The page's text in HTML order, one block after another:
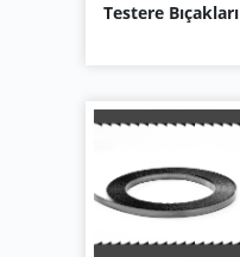
Testere Bıçakları